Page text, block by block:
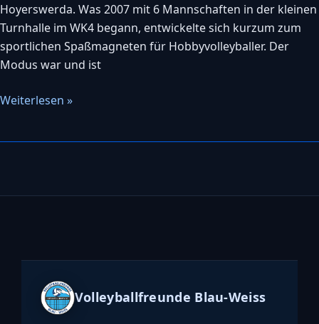
Hoyerswerda. Was 2007 mit 6 Mannschaften in der kleinen
Turnhalle im WK4 begann, entwickelte sich kurzum zum
sportlichen Spaßmagneten für Hobbyvolleyballer. Der
Modus war und ist
Weiterlesen »
Volleyballfreunde Blau-Weiss